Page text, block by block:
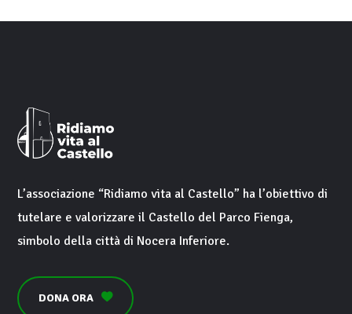
L’associazione “Ridiamo vita al Castello” ha l’obiettivo di
tutelare e valorizzare il Castello del Parco Fienga,
simbolo della città di Nocera Inferiore.
DONA ORA